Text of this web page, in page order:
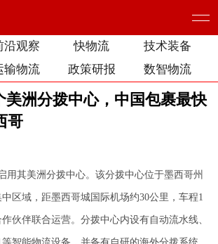
沿观察 快物流
技术装备
输物流 政策研报 数智物流
美洲分拨中心，中国包裹最快
哥
用其美洲分拨中心。该分拨中心位于墨西哥州
区域，距墨西哥城国际机场约30公里，车程1
伙伴联合运营。分拨中心内设有自动流水线、